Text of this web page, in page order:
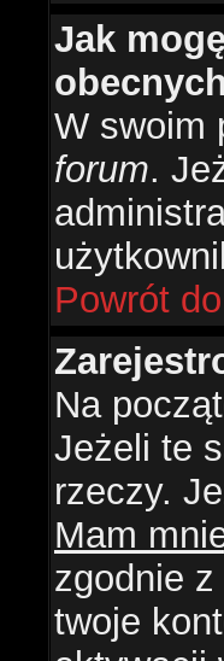
Jak
W swoim
forum.
Powrót
Na
Jeżeli te
rzeczy.
Mam
zgodnie
twoje